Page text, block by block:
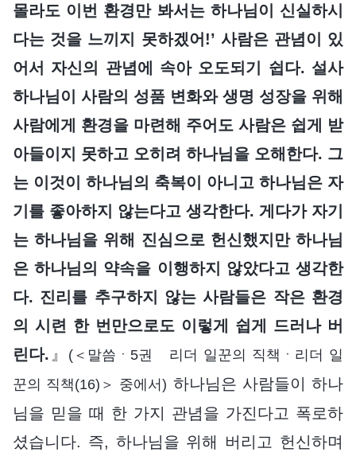
몰라도 이번 환경만 봐서는 하나님이 신실하시
다는 것을 느끼지 못하겠어!’ 사람은 관념이 있
어서 자신의 관념에 속아 오도되기 쉽다. 설사
하나님이 사람의 성품 변화와 생명 성장을 위해
사람에게 환경을 마련해 주어도 사람은 쉽게 받
아들이지 못하고 오히려 하나님을 오해한다. 그
는 이것이 하나님의 축복이 아니고 하나님은 자
기를 좋아하지 않는다고 생각한다. 게다가 자기
는 하나님을 위해 진심으로 헌신했지만 하나님
은 하나님의 약속을 이행하지 않았다고 생각한
다. 진리를 추구하지 않는 사람들은 작은 환경
의 시련 한 번만으로도 이렇게 쉽게 드러나 버
린다. 』
(＜말씀ㆍ5권 리더 일꾼의 직책ㆍ리더 일
꾼의 직책(16)＞ 중에서) 하나님은 사람들이 하나
님을 믿을 때 한 가지 관념을 가진다고 폭로하
셨습니다. 즉, 하나님을 위해 버리고 헌신하며